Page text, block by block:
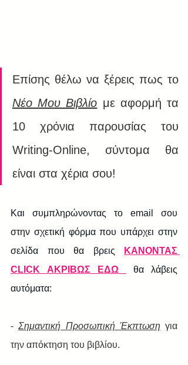
Νέο Μου Βιβλίο με αφορμή τα
10 χρόνια παρουσίας του
Writing-Online, σύντομα θα
είναι στα χέρια σου!
Και συμπληρώνοντας το email σου
στην σχετική φόρμα που υπάρχει στην
σελίδα που θα βρεις
ΚΑΝΟΝΤΑΣ
CLICK ΑΚΡΙΒΩΣ ΕΔΩ
θα λάβεις
αυτόματα:
- Σημαντική Προσωπική Έκπτωση για
την απόκτηση του βιβλίου.